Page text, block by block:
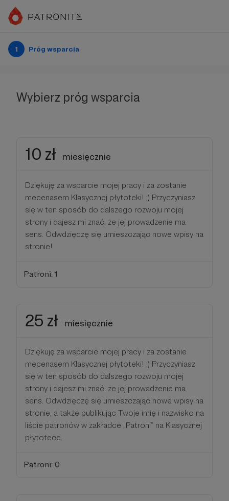
1 Próg wsparcia
Wybierz próg wsparcia
10 zł miesięcznie
Dziękuję za wsparcie mojej pracy i za zostanie
mecenasem Klasycznej płytoteki! ;) Przyczyniasz
się w ten sposób do dalszego rozwoju mojej
strony i dajesz mi znać, że jej prowadzenie ma
sens. Odwdzięczę się umieszczając nowe wpisy na
stronie!
Patroni: 1
25 zł miesięcznie
Dziękuję za wsparcie mojej pracy i za zostanie
mecenasem Klasycznej płytoteki! ;) Przyczyniasz
się w ten sposób do dalszego rozwoju mojej
strony i dajesz mi znać, że jej prowadzenie ma
sens. Odwdzięczę się umieszczając nowe wpisy na
stronie, a także publikując Twoje imię i nazwisko na
liście patronów w zakładce „Patroni” na Klasycznej
płytotece.
Patroni: 0